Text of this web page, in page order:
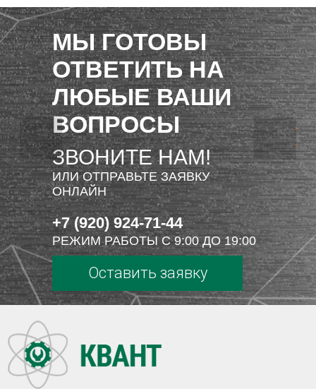
МЫ ГОТОВЫ
ОТВЕТИТЬ НА
ЛЮБЫЕ ВАШИ
ВОПРОСЫ
ЗВОНИТЕ НАМ!
ИЛИ ОТПРАВЬТЕ ЗАЯВКУ
ОНЛАЙН
+7 (920) 924-71-44
РЕЖИМ РАБОТЫ С 9:00 ДО 19:00
Оставить заявку